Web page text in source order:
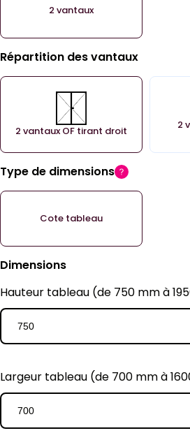
2 vantaux
Répartition des vantaux
2 vantaux OF tirant droit 2
Type de dimensions
Cote tableau
Dimensions
Hauteur tableau (de 750 mm à
Largeur tableau (de 700 mm à